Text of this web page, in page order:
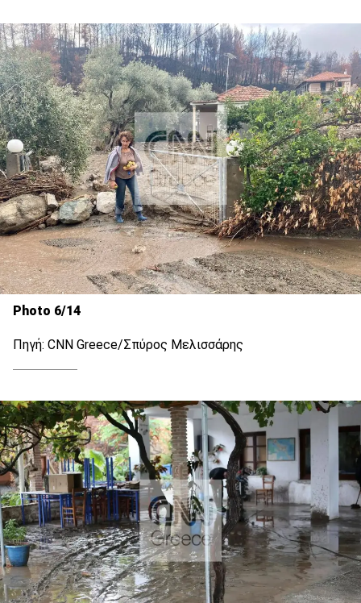
Photo 6/14
Πηγή: CNN Greece/Σπύρος Μελισσάρης